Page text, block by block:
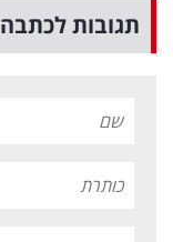
תגובות לכתבה